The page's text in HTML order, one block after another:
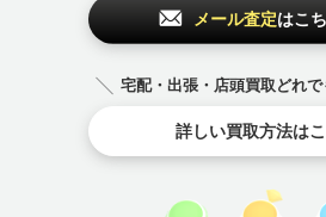
メール査定はこ
宅配・出張・店頭買取どれで
詳しい買取方法は